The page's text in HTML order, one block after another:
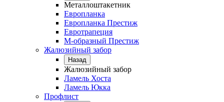
Металлоштакетник
Европланка
Европланка Престиж
Евротрапеция
М-образный Престиж
Жалюзийный забор
Назад
Жалюзийный забор
Ламель Хоста
Ламель Юкка
Профлист